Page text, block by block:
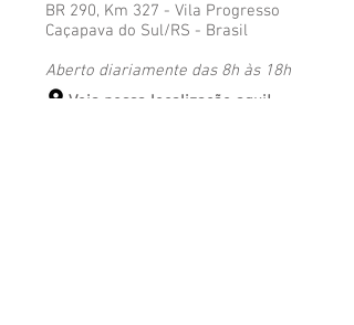
BR 290, Km 327 - Vila Progresso
Caçapava do Sul/RS - Brasil​
Aberto diariamente das 8h às 18h
Veja nossa localização aqui!